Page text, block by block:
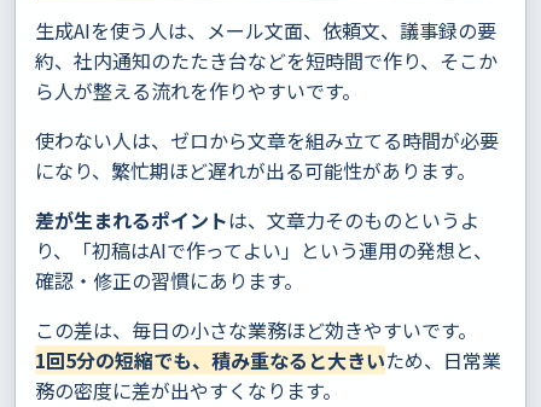
生成AIを使う人は、メール文面、依頼文、議事録の要
約、社内通知のたたき台などを短時間で作り、そこか
ら人が整える流れを作りやすいです。
使わない人は、ゼロから文章を組み立てる時間が必要
になり、繁忙期ほど遅れが出る可能性があります。
差が生まれるポイントは、文章力そのものというよ
り、「初稿はAIで作ってよい」という運用の発想と、
確認・修正の習慣にあります。
この差は、毎日の小さな業務ほど効きやすいです。
1回5分の短縮でも、積み重なると大きいため、日常業
務の密度に差が出やすくなります。